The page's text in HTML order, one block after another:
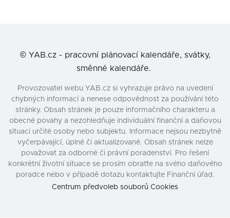
© YAB.cz - pracovní plánovací kalendáře, svátky,
směnné kalendáře.
Provozovatel webu YAB.cz si vyhrazuje právo na uvedení
chybných informací a nenese odpovědnost za používání této
stránky. Obsah stránek je pouze informačního charakteru a
obecné povahy a nezohledňuje individuální finanční a daňovou
situaci určité osoby nebo subjektu. Informace nejsou nezbytně
vyčerpávající, úplné či aktualizované. Obsah stránek nelze
považovat za odborné či právní poradenství. Pro řešení
konkrétní životní situace se prosím obraťte na svého daňového
poradce nebo v případě dotazu kontaktujte Finanční úřad.
Centrum předvoleb souborů Cookies